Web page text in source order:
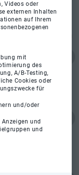
Videos oder
externen Inhalten
auf Ihrem
mit
des
A/B-Testing,
Cookies oder
für
und/oder
und
und